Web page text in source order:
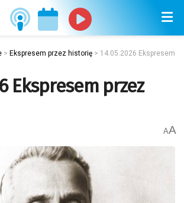
> Ekspresem przez historię > 14.05.2026 Ekspresem
Ekspresem przez
AA